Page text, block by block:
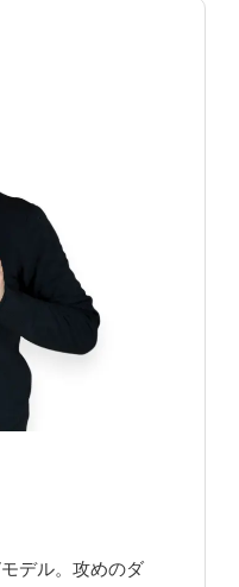
デル。攻めのダ